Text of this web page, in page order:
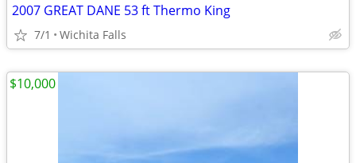
2007 GREAT DANE 53 ft Thermo King
7/1 Wichita Falls
$10,000